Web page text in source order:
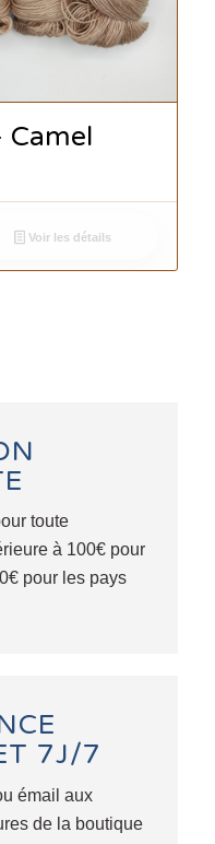
Camel
Voir les détails
toute
à 100€ pour
pour les pays
7J/7
émail aux
de la boutique